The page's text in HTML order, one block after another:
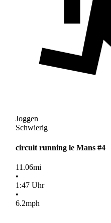
Joggen
Schwierig
circuit running le Mans #4
11.06mi
•
1 :47Uhr
•
6.2mph